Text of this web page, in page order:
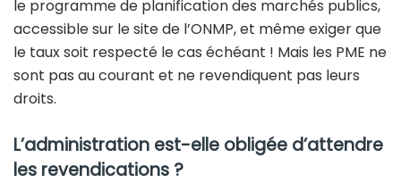
le programme de planification des marchés publics,
accessible sur le site de l’ONMP, et même exiger que
le taux soit respecté le cas échéant ! Mais les PME ne
sont pas au courant et ne revendiquent pas leurs
droits.
L’administration est-elle obligée d’attendre
les revendications ?